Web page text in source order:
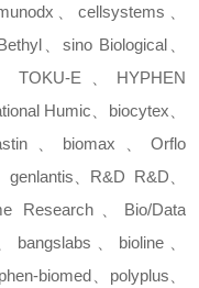
、cellsystems
、 sino Biological、
TOKU-E
HYPHEN
Humic biocytex
biomax 、Orflo
genlantis R&D R&D
Research
Bio/Data
bangslabs bioline
biomed polyplus